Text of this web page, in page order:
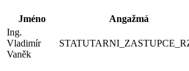
Jméno Angažmá
Ing.
Vladimír
Vaněk